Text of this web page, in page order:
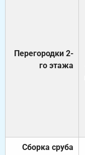
Перегородки 2-
го этажа
Сборка сруба